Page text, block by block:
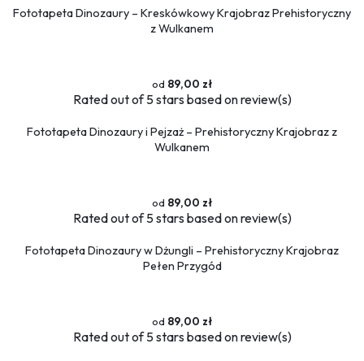
Przestrzenne
Ludzie
Fototapeta Dinozaury – Kreskówkowy Krajobraz Prehistoryczny
z Wulkanem
89,00 zł
Ratedout of 5 stars based onreview(s)
Fototapeta Dinozaury i Pejzaż – Prehistoryczny Krajobraz z
Wulkanem
89,00 zł
Ratedout of 5 stars based onreview(s)
Fototapeta Dinozaury w Dżungli – Prehistoryczny Krajobraz
Pełen Przygód
89,00 zł
Ratedout of 5 stars based onreview(s)